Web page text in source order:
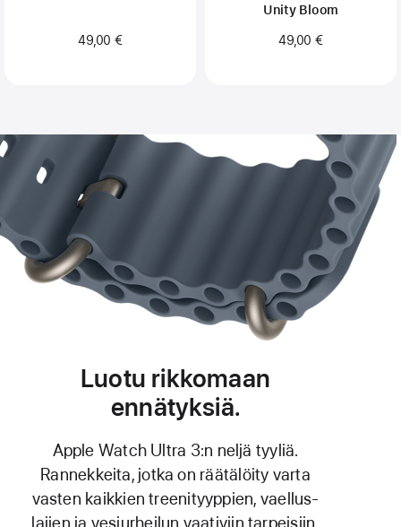
49,00 €
Unity Bloom
49,00 €
Luotu rikkomaan
ennätyksiä.
Apple Watch Ultra 3:n neljä tyyliä.
Rannekkeita, jotka on räätälöity varta
vasten kaikkien treeni­tyyppien, vaellus­
lajien ja vesi­urheilun vaativiin tarpeisiin.